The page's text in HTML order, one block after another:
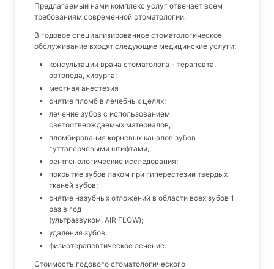
Предлагаемый нами комплекс услуг отвечает всем
требованиям современной стоматологии.
В годовое специализированное стоматологическое
обслуживание входят следующие медицинские услуги:
консультации врача стоматолога - терапевта,
ортопеда, хирурга;
местная анестезия
снятие пломб в лечебных целях;
лечение зубов с использованием
светоотверждаемых материалов;
пломбирования корневых каналов зубов
гуттаперчевыми штифтами;
рентгенологические исследования;
покрытие зубов лаком при гиперестезии твердых
тканей зубов;
снятие назубных отложений в области всех зубов 1
раз в год
(ультразвуком, AIR FLOW);
удаления зубов;
физиотерапевтическое лечение.
Стоимость годового стоматологического